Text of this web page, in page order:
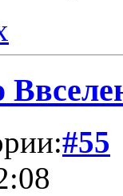
#55